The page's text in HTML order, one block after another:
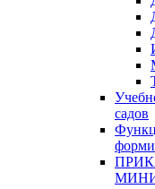
садов